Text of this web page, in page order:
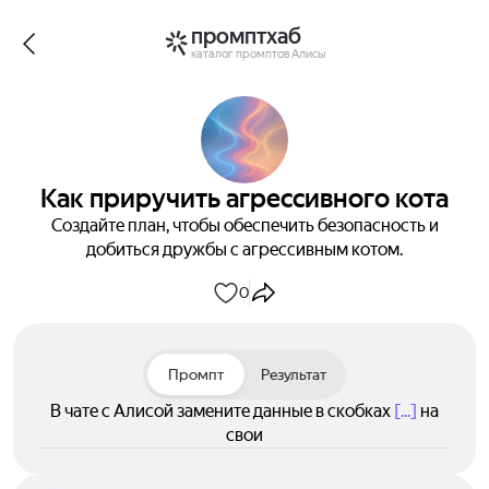
промптхаб
каталог промптов Алисы
Как приручить агрессивного кота
Создайте план, чтобы обеспечить безопасность и
добиться дружбы с агрессивным котом.
0
Промпт Результат
В чате с Алисой замените данные в скобках [...] на
свои